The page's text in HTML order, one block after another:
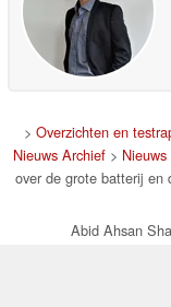
> Overzichten en
Nieuws Archief>
over de grote batterij en
Abid Ahsan